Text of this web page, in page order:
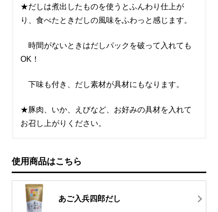
★だしは煮出したものを使うとふんわり仕上が
り、食べたときだしの風味をふわっと感じます。
時間がないときはだしパックを破って入れても
OK！
下味も付き、だし素材が具材にもなります。
★豚肉、いか、えびなど、お好みの具材を入れて
お召し上がりください。
使用商品はこちら
あご入兵四郎だし